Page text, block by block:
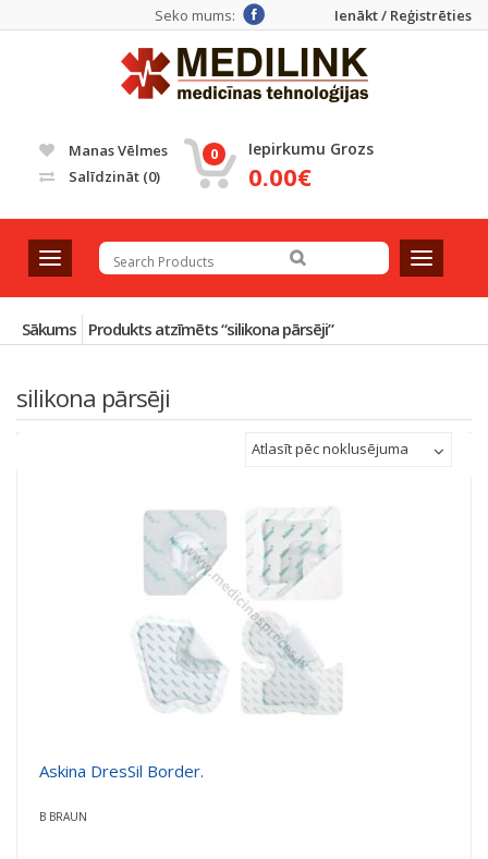
Ienākt / Reģistrēties
Seko mums:
Manas Vēlmes
Salīdzināt (0)
0 Iepirkumu Grozs
0.00€
T
o
g
g
l
n
a
T
o
g
l
a
Sākums Produkts atzīmēts “silikona pārsēji”
silikona pārsēji
Atlasīt pēc noklusējuma
Askina DresSil Border.
B BRAUN